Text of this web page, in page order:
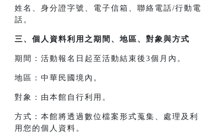
姓名、身分證字號、電子信箱、聯絡電話/行動電
話。
三、 個人資料利用之期間、地區、對象與方式
期間：活動報名日起至活動結束後3個月內。
地區：中華民國境內。
對象：由本館自行利用。
方式：本館將透過數位檔案形式蒐集、處理及利
用您的個人資料。